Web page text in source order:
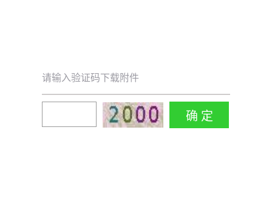
请输入验证码下载附件